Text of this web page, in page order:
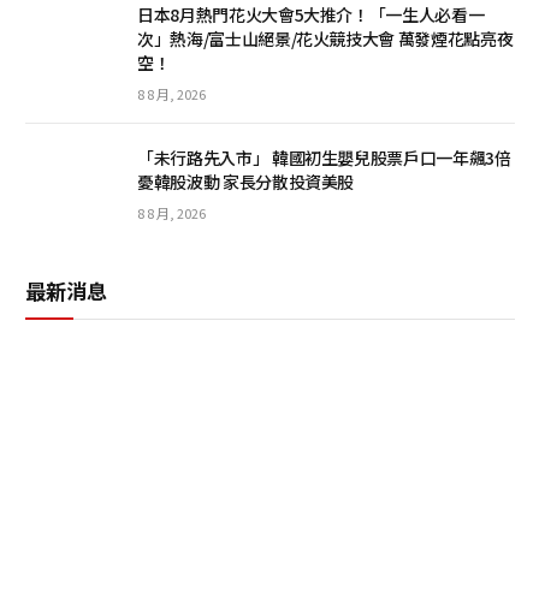
日本8月熱門花火大會5大推介！「一生人必看一
次」熱海/富士山絕景/花火競技大會 萬發煙花點亮夜
空！
8 8 月, 2026
「未行路先入市」 韓國初生嬰兒股票戶口一年飆3倍
憂韓股波動 家長分散投資美股
8 8 月, 2026
最新消息